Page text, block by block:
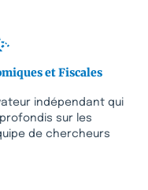
et Fiscales
indépendant qui
sur les
de chercheurs